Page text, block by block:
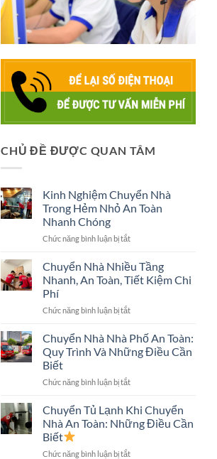
CHỦ ĐỀ ĐƯỢC QUAN TÂM
Kinh Nghiệm Chuyển Nhà
Trong Hẻm Nhỏ An Toàn
Nhanh Chóng
Chức năng bình luận bị tắtở
Nghiệm
Chuyển
Nhà
Hẻm
An
Nhanh
Chuyển Nhà Nhiều Tầng
Nhanh, An Toàn, Tiết Kiệm Chi
Phí
Chức năng bình luận bị tắtở
Nhà
Nhiều
Tầng
An
Tiết
Kiệm
Chi
Chuyển Nhà Nhà Phố An Toàn:
Quy Trình Và Những Điều Cần
Biết
Chức năng bình luận bị tắtở
Nhà
Nhà
Phố
Toàn:
Chuyển Tủ Lạnh Khi Chuyển
Nhà An Toàn: Những Điều Cần
Biết
Chức năng bình luận bị tắtở